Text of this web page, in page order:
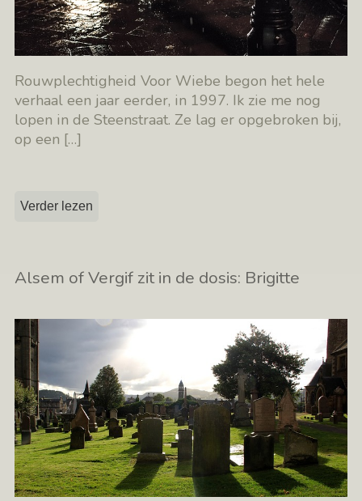
Rouwplechtigheid Voor Wiebe begon het hele
verhaal een jaar eerder, in 1997. Ik zie me nog
lopen in de Steenstraat. Ze lag er opgebroken bij,
op een […]
Verder lezen
Alsem of Vergif zit in de dosis: Brigitte